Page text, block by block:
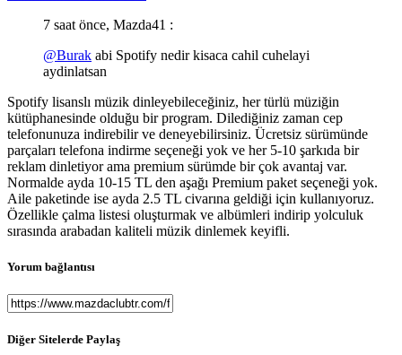
7 saat önce, Mazda41 :
@Burak abi Spotify nedir kisaca cahil cuhelayi
aydinlatsan
Spotify lisanslı müzik dinleyebileceğiniz, her türlü müziğin
kütüphanesinde olduğu bir program. Dilediğiniz zaman cep
telefonunuza indirebilir ve deneyebilirsiniz. Ücretsiz sürümünde
parçaları telefona indirme seçeneği yok ve her 5-10 şarkıda bir
reklam dinletiyor ama premium sürümde bir çok avantaj var.
Normalde ayda 10-15 TL den aşağı Premium paket seçeneği yok.
Aile paketinde ise ayda 2.5 TL civarına geldiği için kullanıyoruz.
Özellikle çalma listesi oluşturmak ve albümleri indirip yolculuk
sırasında arabadan kaliteli müzik dinlemek keyifli.
Yorum bağlantısı
Diğer Sitelerde Paylaş